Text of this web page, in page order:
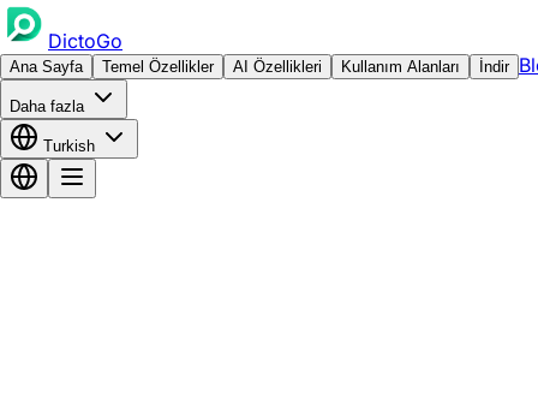
DictoGo
Ana Sayfa Temel Özellikler AI Özellikleri Kullanım Alanları İndir
Daha fazla
Turkish